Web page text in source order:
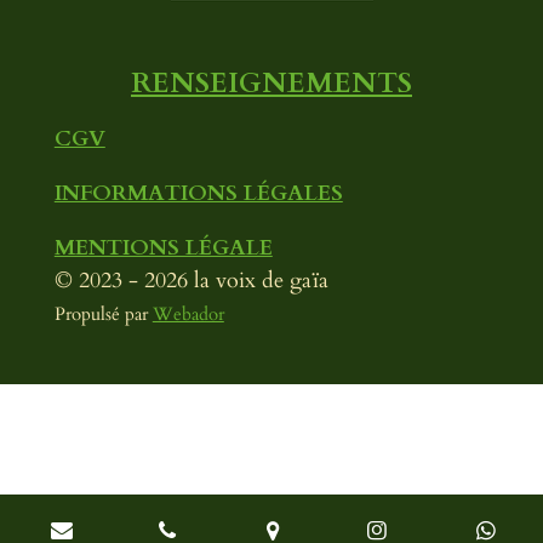
RENSEIGNEMENTS
CGV
INFORMATIONS LÉGALES
MENTIONS LÉGALE
© 2023 - 2026 la voix de gaïa
Propulsé parWebador